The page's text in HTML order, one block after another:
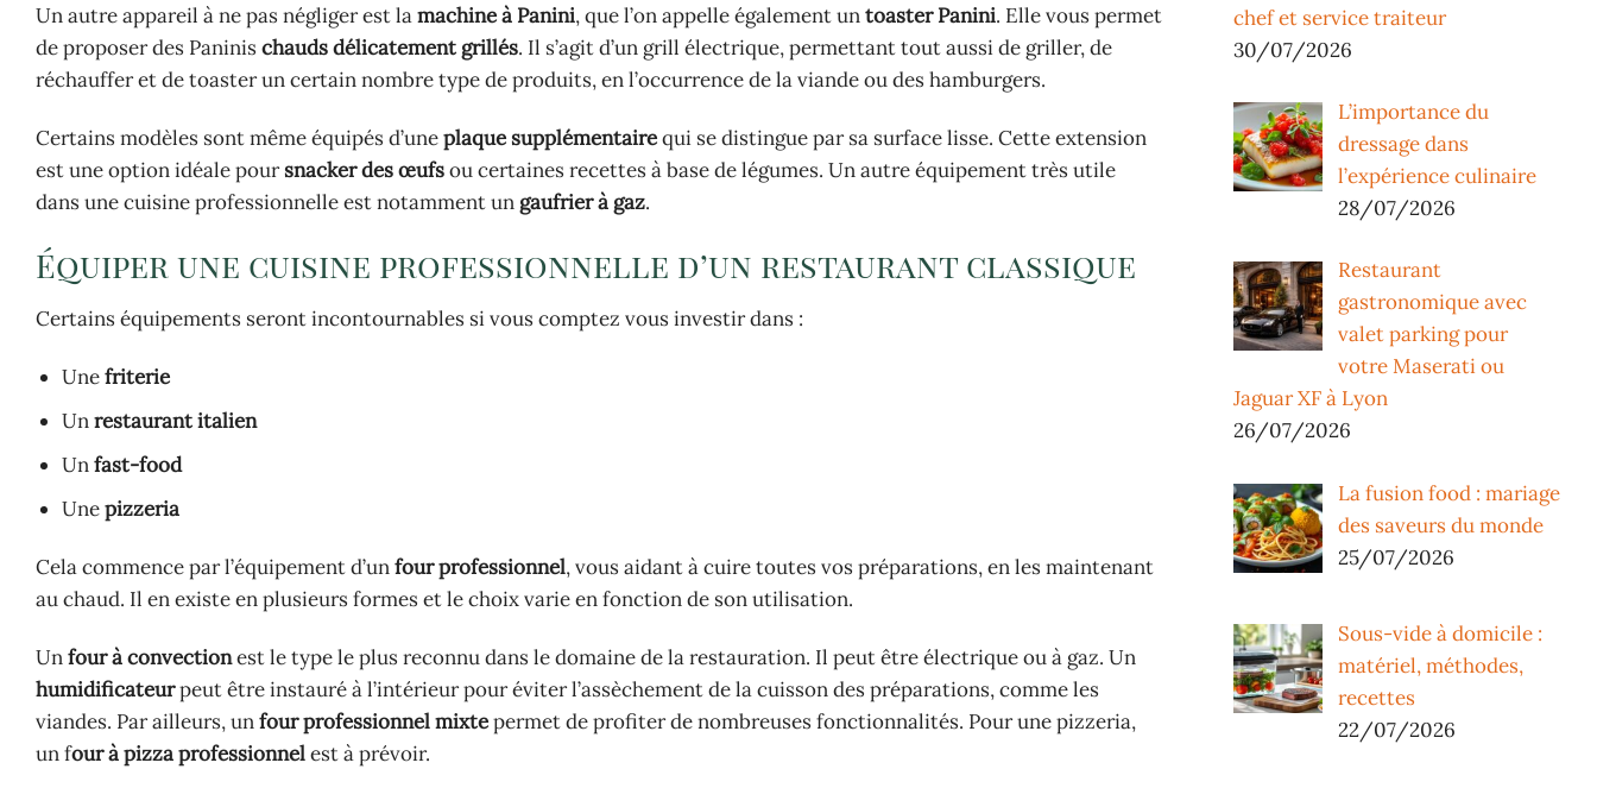
Un autre appareil à ne pas négliger est lamachine à Panini, que l’on appelle également untoaster Panini. Elle vous permet
de proposer des Paninis chauds délicatement grillés. Il s’agit d’un grill électrique, permettant tout aussi de griller, de
réchauffer et de toaster un certain nombre type de produits, en l’occurrence de la viande ou des hamburgers.
Certains modèles sont même équipés d’uneplaque supplémentairequi se distingue par sa surface lisse. Cette extension
est une option idéale poursnacker des œufsou certaines recettes à base de légumes. Un autre équipement très utile
dans une cuisine professionnelle est notamment un gaufrier à gaz.
Équiper une cuisine professionnelle d’un restaurant classique
Certains équipements seront incontournables si vous comptez vous investir dans :
Unefriterie
Unrestaurant italien
Unfast-food
Unepizzeria
Cela commence par l’équipement d’unfour professionnel, vous aidant à cuire toutes vos préparations, en les maintenant
au chaud. Il en existe en plusieurs formes et le choix varie en fonction de son utilisation.
Unfour à convectionest le type le plus reconnu dans le domaine de la restauration. Il peut être électrique ou à gaz. Un
humidificateurpeut être instauré à l’intérieur pour éviter l’assèchement de la cuisson des préparations, comme les
viandes. Par ailleurs, unfour professionnel mixtepermet de profiter de nombreuses fonctionnalités. Pour une pizzeria,
un four à pizza professionnelest à prévoir.
chef et service traiteur
30/07/2026
L’importance du
dressage dans
l’expérience culinaire
28/07/2026
Restaurant
gastronomique avec
valet parking pour
votre Maserati ou
Jaguar XF à Lyon
26/07/2026
La fusion food : mariage
des saveurs du monde
25/07/2026
Sous-vide à domicile :
matériel, méthodes,
recettes
22/07/2026